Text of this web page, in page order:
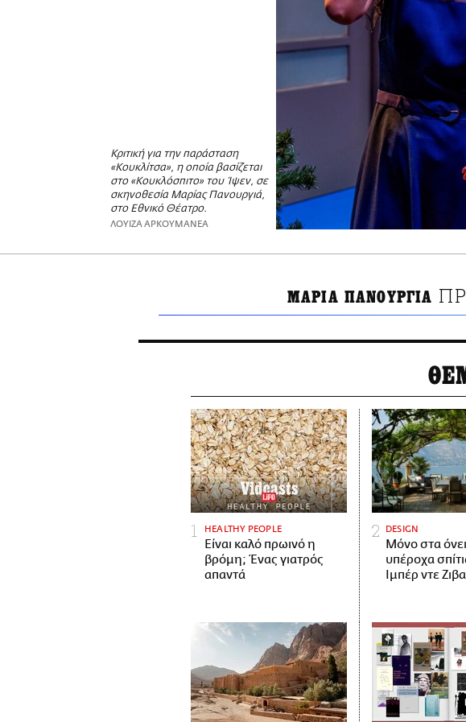
Kριτική για την παράσταση
«Κουκλίτσα», η οποία βασίζεται
στο «Κουκλόσπιτο» του Ίψεν, σε
σκηνοθεσία Μαρίας Πανουργιά,
στο Εθνικό Θέατρο.
ΛΟΥΙΖΑ ΑΡΚΟΥΜΑΝΕΑ
ΜΑΡΙΑ ΠΑΝΟΥΡΓΙΑ
HEALTHY PEOPLE
Είναι καλό πρωινό η
βρόμη; Ένας γιατρός
απαντά
DESIGN
Μόνο στα
υπέροχα
Ιμπέρ ντε